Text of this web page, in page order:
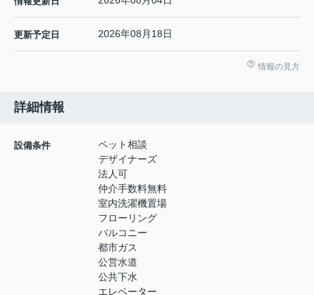
更新予定日 2026年08月18日
情報の見方
詳細情報
設備条件
ペット相談
デザイナーズ
法人可
仲介手数料無料
室内洗濯機置場
フローリング
バルコニー
都市ガス
公営水道
公共下水
エレベーター